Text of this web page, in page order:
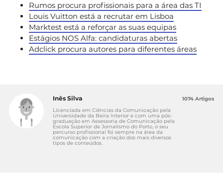
Rumos procura profissionais para a área das TI
Louis Vuitton está a recrutar em Lisboa
Marktest está a reforçar as suas equipas
Estágios NOS Alfa: candidaturas abertas
Adclick procura autores para diferentes áreas
Inês Silva
Licenciada em Ciências da Comunicação pela
Universidade da Beira Interior e com uma pós-
graduação em Assessoria de Comunicação pela
Escola Superior de Jornalismo do Porto, o seu
percurso profissional foi sempre na área da
comunicação com a criação dos mais diversos
tipos de conteúdos.
1074 Artigos